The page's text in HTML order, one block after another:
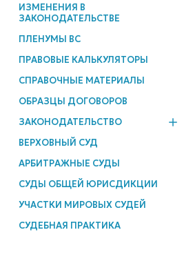
ИЗМЕНЕНИЯ В
ЗАКОНОДАТЕЛЬСТВЕ
ПЛЕНУМЫ ВС
ПРАВОВЫЕ КАЛЬКУЛЯТОРЫ
СПРАВОЧНЫЕ МАТЕРИАЛЫ
ОБРАЗЦЫ ДОГОВОРОВ
ЗАКОНОДАТЕЛЬСТВО
ВЕРХОВНЫЙ СУД
АРБИТРАЖНЫЕ СУДЫ
СУДЫ ОБЩЕЙ ЮРИСДИКЦИИ
УЧАСТКИ МИРОВЫХ СУДЕЙ
СУДЕБНАЯ ПРАКТИКА